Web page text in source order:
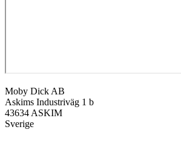
Moby Dick AB
Askims Industriväg 1 b
43634 ASKIM
Sverige